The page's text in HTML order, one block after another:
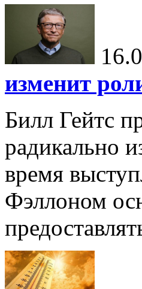
изменит
Билл Гейтс
радикально
время
Фэллоном